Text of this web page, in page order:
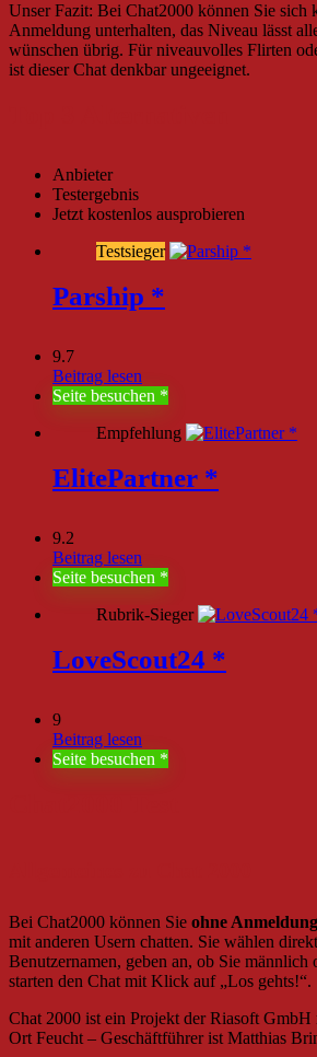
Unser Fazit: Bei Chat2000 können Sie sich
Anmeldung unterhalten, das Niveau lässt
wünschen übrig. Für niveauvolles Flirten
ist dieser Chat denkbar ungeeignet.
Anbieter
Testergebnis
Jetzt kostenlos ausprobieren
Testsieger
Parship
9.7
Beitrag lesen
Seite besuchen
Empfehlung
ElitePartner
9.2
Beitrag lesen
Seite besuchen
Rubrik-Sieger
LoveScout24
9
Beitrag lesen
Seite besuchen
Bei Chat2000 können Sie ohne Anmeldung
mit anderen Usern chatten. Sie wählen
Benutzernamen, geben an, ob Sie
starten den Chat mit Klick auf „Los gehts!“.
Chat 2000 ist ein Projekt der Riasoft
Ort Feucht – Geschäftführer ist Matthias